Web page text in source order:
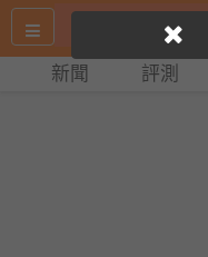
新聞 評測